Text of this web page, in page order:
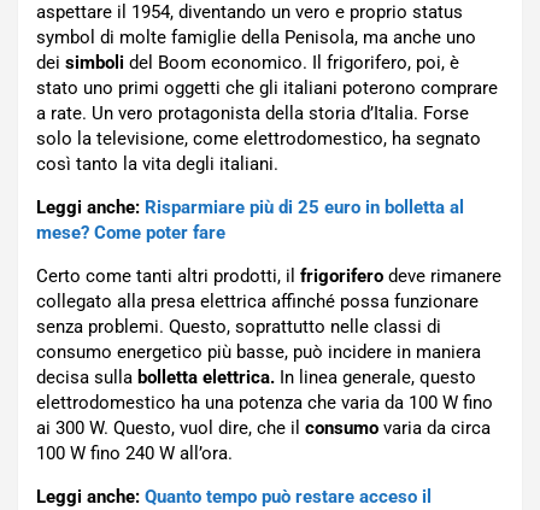
aspettare il 1954, diventando un vero e proprio status
symbol di molte famiglie della Penisola, ma anche uno
dei simboli del Boom economico. Il frigorifero, poi, è
stato uno primi oggetti che gli italiani poterono comprare
a rate. Un vero protagonista della storia d’Italia. Forse
solo la televisione, come elettrodomestico, ha segnato
così tanto la vita degli italiani.
Leggi anche: Risparmiare più di 25 euro in bolletta al
mese? Come poter fare
Certo come tanti altri prodotti, il frigorifero deve rimanere
collegato alla presa elettrica affinché possa funzionare
senza problemi. Questo, soprattutto nelle classi di
consumo energetico più basse, può incidere in maniera
decisa sulla bolletta elettrica. In linea generale, questo
elettrodomestico ha una potenza che varia da 100 W fino
ai 300 W. Questo, vuol dire, che il consumo varia da circa
100 W fino 240 W all’ora.
Leggi anche: Quanto tempo può restare acceso il